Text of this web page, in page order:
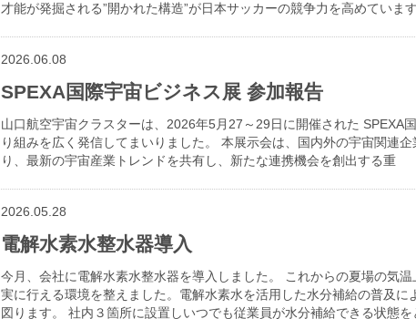
才能が発掘される”開かれた構造”が日本サッカーの競争力を高めていま
2026.06.08
SPEXA国際宇宙ビジネス展 参加報告
山口航空宇宙クラスターは、2026年5月27～29日に開催された SPEXA
り組みを広く発信してまいりました。 本展示会は、国内外の宇宙関連
り、最新の宇宙産業トレンドを共有し、新たな連携機会を創出する重
2026.05.28
電解水素水整水器導入
今月、会社に電解水素水整水器を導入しました。 これからの夏場の気
実に行える環境を整えました。電解水素水を活用した水分補給の普及
図ります。 社内３箇所に設置しいつでも従業員が水分補給できる状態を